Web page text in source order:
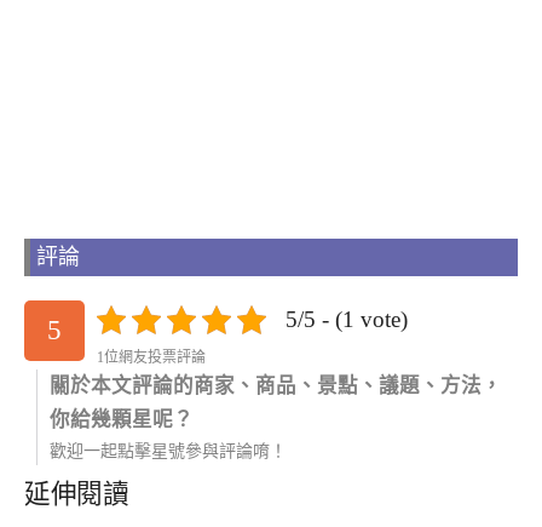
評論
5 5/5 - (1 vote)
1位網友投票評論
關於本文評論的商家、商品、景點、議題、方法，
你給幾顆星呢？
歡迎一起點擊星號參與評論唷！
延伸閱讀